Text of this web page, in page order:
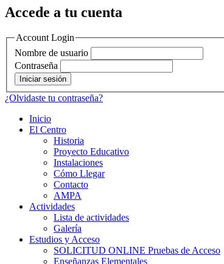
Accede a tu cuenta
Account Login
Nombre de usuario
Contraseña
¿Olvidaste tu contraseña?
Inicio
El Centro
Historia
Proyecto Educativo
Instalaciones
Cómo Llegar
Contacto
AMPA
Actividades
Lista de actividades
Galería
Estudios y Acceso
SOLICITUD ONLINE Pruebas de Acceso
Enseñanzas Elementales